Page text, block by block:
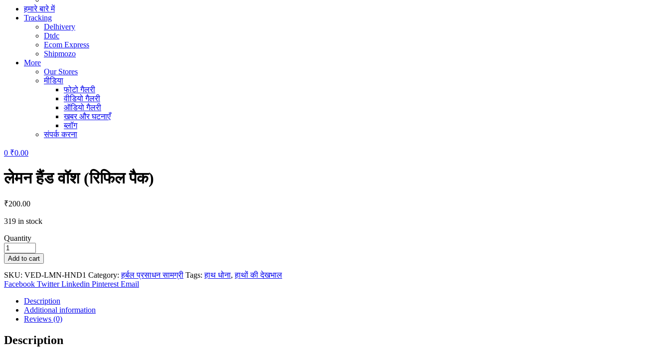
हमारे बारे में
Tracking
Delhivery
Dtdc
Ecom Express
Shipmozo
More
Our Stores
मीडिया
फोटो गैलरी
वीडियो गैलरी
ऑडियो गैलरी
खबर और घटनाएँ
ब्लॉग
संपर्क करना
0 ₹0.00
लेमन हैंड वॉश (रिफिल पैक)
₹200.00
319 in stock
Quantity
लेमन
हैंड
वॉश
(रिफिल
पैक)
Add to cart
SKU: VED-LMN-HND1 Category:हर्बल प्रसाधन सामग्री Tags:हाथ धोना,हाथों की देखभाल
Facebook Twitter Linkedin Pinterest Email
Description
Additional information
Reviews (0)
Description